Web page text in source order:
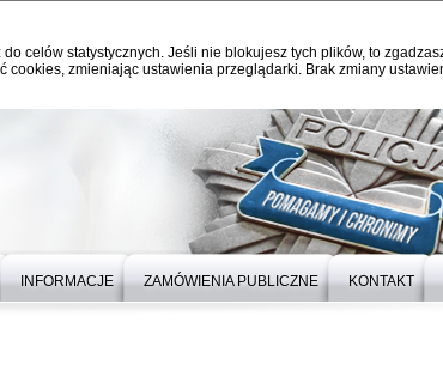
celów statystycznych. Jeśli nie blokujesz tych plików, to
zmieniając ustawienia przeglądarki. Brak zmiany
INFORMACJE ZAMÓWIENIA PUBLICZNE KONTAKT